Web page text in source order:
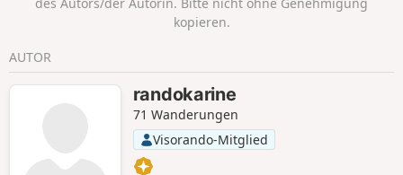
kopieren.
AUTOR
randokarine
71 Wanderungen
Visorando-Mitglied